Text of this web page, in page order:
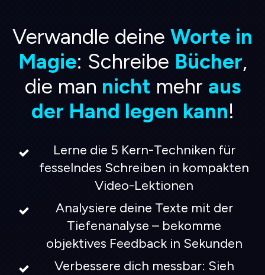
Verwandle deine Worte in
Magie: Schreibe Bücher,
die man nicht mehr aus
der Hand legen kann!
Lerne die 5 Kern-Techniken für
fesselndes Schreiben in kompakten
Video-Lektionen
Analysiere deine Texte mit der
Tiefenanalyse – bekomme
objektives Feedback in Sekunden
Verbessere dich messbar: Sieh